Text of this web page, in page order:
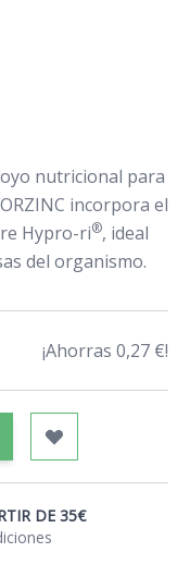
nutricional para
incorpora el
Hypro-ri®, ideal
del organismo.
¡Ahorras 0,27 €!
DE 35€